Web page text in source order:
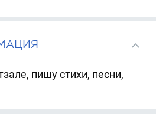
пишу стихи, песни,